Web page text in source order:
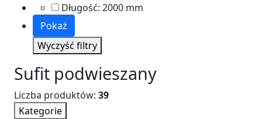
Długość: 2000 mm
Pokaż
Wyczyść filtry
Sufit podwieszany
Liczba produktów: 39
Kategorie